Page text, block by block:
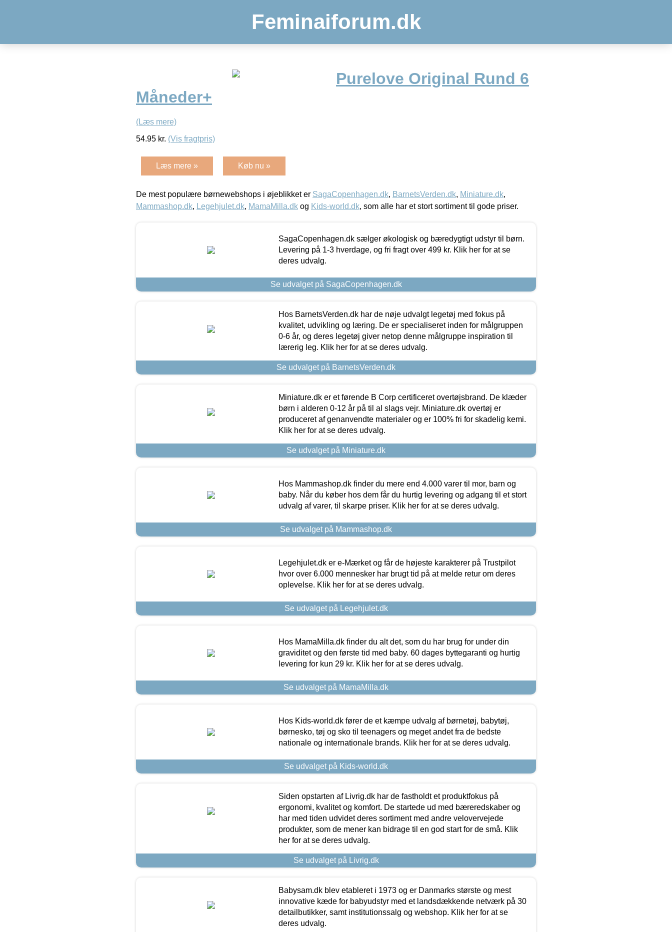
Feminaiforum.dk
Purelove Original Rund 6
Måneder+
(Læs mere)
54.95 kr. (Vis fragtpris)
Læs mere » Køb nu »
De mest populære børnewebshops i øjeblikket er SagaCopenhagen.dk, BarnetsVerden.dk, Miniature.dk,
Mammashop.dk, Legehjulet.dk, MamaMilla.dk og Kids-world.dk, som alle har et stort sortiment til gode priser.
SagaCopenhagen.dk sælger økologisk og bæredygtigt udstyr til børn.
Levering på 1-3 hverdage, og fri fragt over 499 kr. Klik her for at se
deres udvalg.
Se udvalget på SagaCopenhagen.dk
Hos BarnetsVerden.dk har de nøje udvalgt legetøj med fokus på
kvalitet, udvikling og læring. De er specialiseret inden for målgruppen
0-6 år, og deres legetøj giver netop denne målgruppe inspiration til
lærerig leg. Klik her for at se deres udvalg.
Se udvalget på BarnetsVerden.dk
Miniature.dk er et førende B Corp certificeret overtøjsbrand. De klæder
børn i alderen 0-12 år på til al slags vejr. Miniature.dk overtøj er
produceret af genanvendte materialer og er 100% fri for skadelig kemi.
Klik her for at se deres udvalg.
Se udvalget på Miniature.dk
Hos Mammashop.dk finder du mere end 4.000 varer til mor, barn og
baby. Når du køber hos dem får du hurtig levering og adgang til et stort
udvalg af varer, til skarpe priser. Klik her for at se deres udvalg.
Se udvalget på Mammashop.dk
Legehjulet.dk er e-Mærket og får de højeste karakterer på Trustpilot
hvor over 6.000 mennesker har brugt tid på at melde retur om deres
oplevelse. Klik her for at se deres udvalg.
Se udvalget på Legehjulet.dk
Hos MamaMilla.dk finder du alt det, som du har brug for under din
graviditet og den første tid med baby. 60 dages byttegaranti og hurtig
levering for kun 29 kr. Klik her for at se deres udvalg.
Se udvalget på MamaMilla.dk
Hos Kids-world.dk fører de et kæmpe udvalg af børnetøj, babytøj,
børnesko, tøj og sko til teenagers og meget andet fra de bedste
nationale og internationale brands. Klik her for at se deres udvalg.
Se udvalget på Kids-world.dk
Siden opstarten af Livrig.dk har de fastholdt et produktfokus på
ergonomi, kvalitet og komfort. De startede ud med bæreredskaber og
har med tiden udvidet deres sortiment med andre velovervejede
produkter, som de mener kan bidrage til en god start for de små. Klik
her for at se deres udvalg.
Se udvalget på Livrig.dk
Babysam.dk blev etableret i 1973 og er Danmarks største og mest
innovative kæde for babyudstyr med et landsdækkende netværk på 30
detailbutikker, samt institutionssalg og webshop. Klik her for at se
deres udvalg.